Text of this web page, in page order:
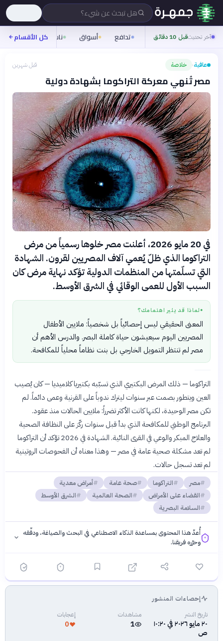
هل تبحث عن شيء؟
آخر تحديثقبل 10 دقائق تدافع أسواق ناس روح
كل الأقسام
عافية› خلاصة قبل شهرين
مصر تُنهي معركة التراكوما بشهادة دولية
في 20 مايو 2026، أعلنت مصر خلوها رسمياً من مرض
التراكوما الذي ظلّ يُعمي آلاف المصريين لقرون. الشهادة
التي تسلّمتها من المنظمات الدولية تؤكد نهاية مرض كان
السبب الأول للعمى الوقائي في الشرق الأوسط.
● لماذا قد يثير اهتمامك؟
المعنى الحقيقي ليس إحصائياً بل شخصياً: ملايين الأطفال
المصريين اليوم سيعيشون حياة كاملة البصر. والدرس الأهم أن
مصر لم تنتظر التمويل الخارجي بل بنت نظاماً محلياً للمكافحة.
التراكوما — ذلك المرض البكتيري الذي تسبّبه بكتيريا كلاميديا — كان يُصيب
العين ويتطور بصمت عبر سنوات ليترك ندوباً على القرنية وعمى دائماً. لم
تكن مصر الوحيدة، لكنها كانت الأكثر تضرراً: ملايين الحالات منذ عقود.
البرنامج الوطني للمكافحة الذي بدأ قبل سنوات ركّز على النظافة الصحية
والعلاج المبكر والوعي في القرى النائية. الشهادة في 2026 تؤكد أن التراكوما
لم تعد مشكلة صحية عامة في مصر — وهذا معناه أن الفحوصات الروتينية
لم تعد تسجل حالات.
مصر التراكوما صحة عامة
أمراض معدية
القضاء على الأمراض
الصحة العالمية
الشرق الأوسط
السلامة البصرية
أُعدّ هذا المحتوى بمساعدة الذكاء الاصطناعي في البحث والصياغة، ودقّقه
وحرّره فريقنا.
فلسفتنا المعرفية·سياسة الذكاء الاصطناعيإحصاءات المنشور
تاريخ النشر
٢٠ مايو ٢٠٢٦ في ١٠:٢٠
ص
مشاهدات
1
إعجابات
0